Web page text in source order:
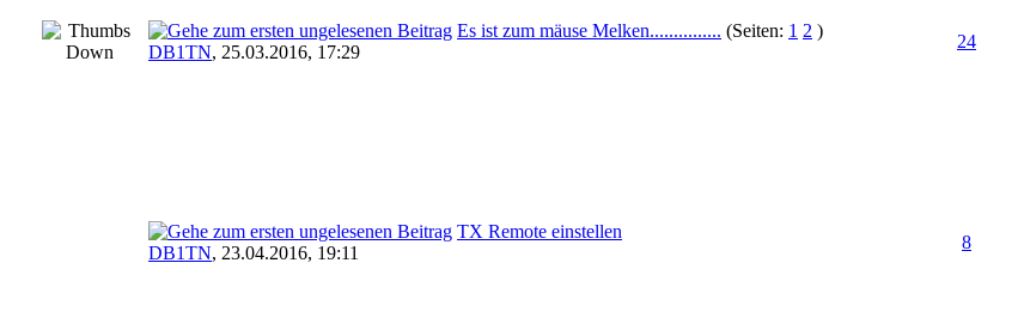
Es ist zum mäuse Melken............... (Seiten: 1 2 )
DB1TN, 25.03.2016, 17:29
24
TX Remote einstellen
DB1TN, 23.04.2016, 19:11
8